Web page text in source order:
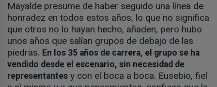
Mayalde presume de haber seguido una línea de
honradez en todos estos años, lo que no significa
que otros no lo hayan hecho, añaden, pero hubo
unos años que salían grupos de debajo de las
piedras. En los 35 años de carrera, el grupo se ha
vendido desde el escenario, sin necesidad de
representantes y con el boca a boca. Eusebio, fiel